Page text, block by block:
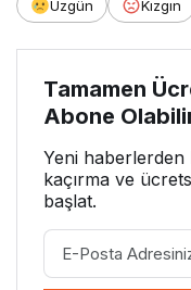
Üzgün Kızgın
Tamamen
Abone
Yeni haberlerden
kaçırma ve
başlat.